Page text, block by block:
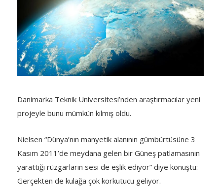
Danimarka Teknik Üniversitesi’nden araştırmacılar yeni
projeyle bunu mümkün kılmış oldu.
Nielsen “Dünya’nın manyetik alanının gümbürtüsüne 3
Kasım 2011’de meydana gelen bir Güneş patlamasının
yarattığı rüzgarların sesi de eşlik ediyor” diye konuştu:
Gerçekten de kulağa çok korkutucu geliyor.